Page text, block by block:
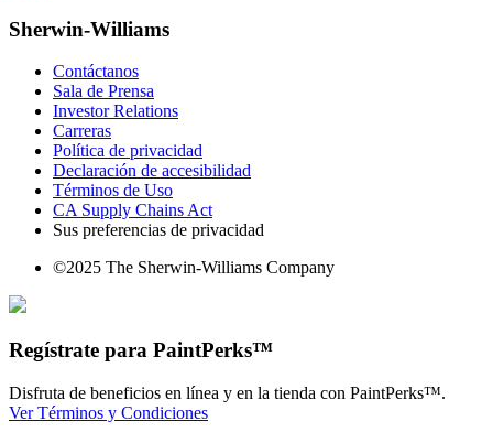
Sherwin-Williams
Contáctanos
Sala de Prensa
Investor Relations
Carreras
Política de privacidad
Declaración de accesibilidad
Términos de Uso
CA Supply Chains Act
Sus preferencias de privacidad
©2025 The Sherwin-Williams Company
Regístrate para PaintPerks™
Disfruta de beneficios en línea y en la tienda con PaintPerks™.
Ver Términos y Condiciones